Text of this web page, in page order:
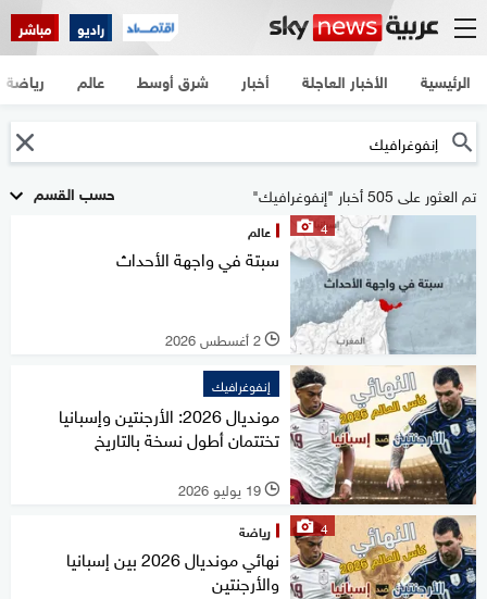
راديو مباشر
الرئيسية الأخبار العاجلة أخبار شرق أوسط عالم رياضة
حسب القسم تم العثور على 505 أخبار "إنفوغرافيك"
4 عالم
سبتة في واجهة الأحداث
l 2 أغسطس 2026
إنفوغرافيك
مونديال 2026: الأرجنتين وإسبانيا
تختتمان أطول نسخة بالتاريخ
l 19 يوليو 2026
4 رياضة
نهائي مونديال 2026 بين إسبانيا
والأرجنتين